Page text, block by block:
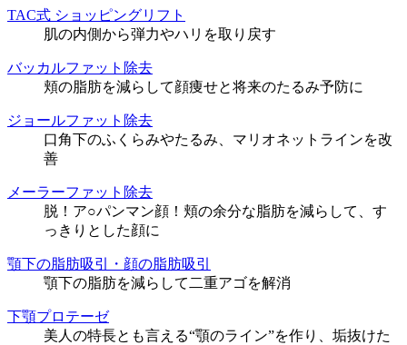
TAC式 ショッピングリフト
肌の内側から弾力やハリを取り戻す
バッカルファット除去
頬の脂肪を減らして顔痩せと将来のたるみ予防に
ジョールファット除去
口角下のふくらみやたるみ、マリオネットラインを改
善
メーラーファット除去
脱！ア○パンマン顔！頬の余分な脂肪を減らして、す
っきりとした顔に
顎下の脂肪吸引・顔の脂肪吸引
顎下の脂肪を減らして二重アゴを解消
下顎プロテーゼ
美人の特長とも言える“顎のライン”を作り、垢抜けた